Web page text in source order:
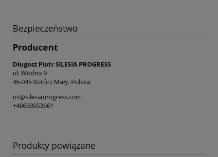
Bezpieczeństwo
Producent
Długosz Piotr SILESIA PROGRESS
ul. Wodna 9
46-045 Kotórz Mały, Polska
os@silesiaprogress.com
+48693953661
Produkty powiązane